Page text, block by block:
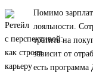
Помимо
лояльности.
тратить на
зависит от
есть